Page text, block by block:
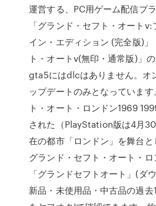
運営する、PC用ゲーム配信プ
「グランド・セフト・オート
イン・エディション (完全版)
ト・オートv(無印・通常版)」
gta5にはdlcはありません。オ
ップデートのみとなっていま
ト・オート・ロンドン1969
された（PlayStation版は4月
在の都市「ロンドン」を舞台と
グランド・セフト・オート・
「グランドセフトオート」(ダ
新品・未使用品・中古品の過